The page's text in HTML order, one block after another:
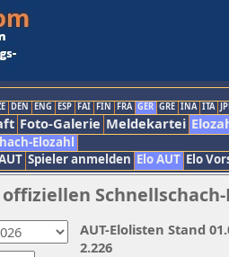
DEN ENG ESP FAI FIN FRA GER GRE INA ITA
Foto-Galerie Meldekartei
Elozahl
Spieler anmelden Elo AUT Elo
Schnellschach-
AUT-Elolisten Stand
2.226